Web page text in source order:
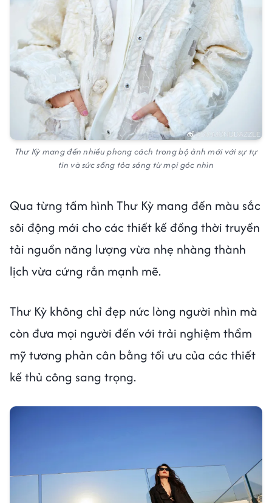
Thư Kỳ mang đến nhiều phong cách trong bộ ảnh mới với sự tự
tin và sức sống tỏa sáng từ mọi góc nhìn
Qua từng tấm hình Thư Kỳ mang đến màu sắc
sôi động mới cho các thiết kế đồng thời truyền
tải nguồn năng lượng vừa nhẹ nhàng thành
lịch vừa cứng rắn mạnh mẽ.
Thư Kỳ không chỉ đẹp nức lòng người nhìn mà
còn đưa mọi người đến với trải nghiệm thẩm
mỹ tương phản cân bằng tối ưu của các thiết
kế thủ công sang trọng.